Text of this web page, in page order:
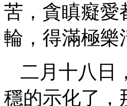
苦，貪瞋癡愛
輪，得滿極樂
二月十八日
穩的示化了，